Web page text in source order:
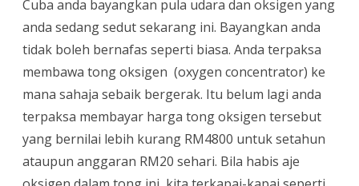
Cuba anda bayangkan pula udara dan oksigen yang
anda sedang sedut sekarang ini. Bayangkan anda
tidak boleh bernafas seperti biasa. Anda terpaksa
membawa tong oksigen (oxygen concentrator) ke
mana sahaja sebaik bergerak. Itu belum lagi anda
terpaksa membayar harga tong oksigen tersebut
yang bernilai lebih kurang RM4800 untuk setahun
ataupun anggaran RM20 sehari. Bila habis aje